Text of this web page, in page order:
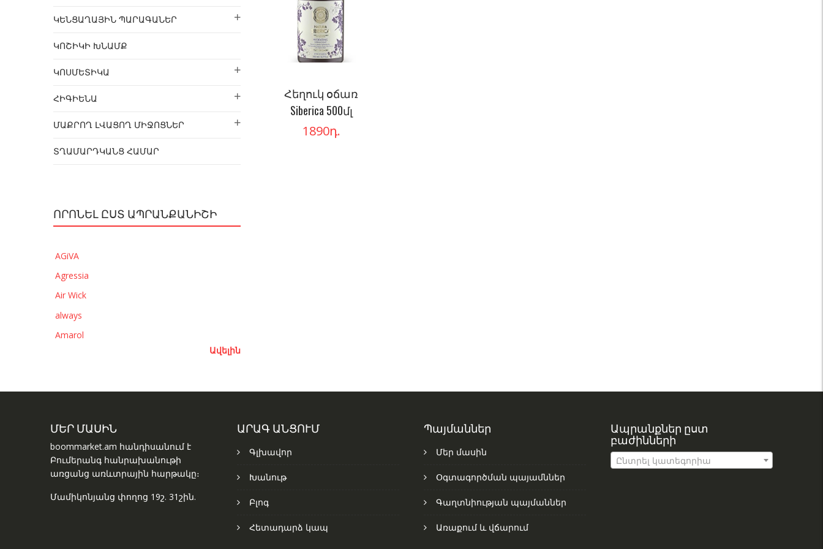
Հեղուկ օճառ
Siberica 500մլ
1890դ.
ԿԵՆՑԱՂԱՅԻՆ ՊԱՐԱԳԱՆԵՐ
ԿՈՇԻԿԻ ԽՆԱՄՔ
ԿՈՍՄԵՏԻԿԱ
ՀԻԳԻԵՆԱ
ՄԱՔՐՈՂ ԼՎԱՑՈՂ ՄԻՋՈՑՆԵՐ
ՏՂԱՄԱՐԴԿԱՆՑ ՀԱՄԱՐ
ՈՐՈՆԵԼ ԸՍՏ ԱՊՐԱՆՔԱՆԻՇԻ
AGiVA
Agressia
Air Wick
always
Amarol
Ավելին
ՄԵՐ ՄԱՍԻՆ
boommarket.am հանդիսանում է
Բումերանգ հանրախանութի
առցանց առևտրային հարթակը։
Մամիկոնյանց փողոց 19շ. 31շին.
ԱՐԱԳ ԱՆՑՈՒՄ
Գլխավոր
Խանութ
Բլոգ
Հետադարձ կապ
Պայմաններ
Մեր մասին
Օգտագործման պայամններ
Գաղտնիության պայմաններ
Առաքում և վճարում
Ապրանքներ ըստ
բաժինների
Ընտրել կատեգորիա